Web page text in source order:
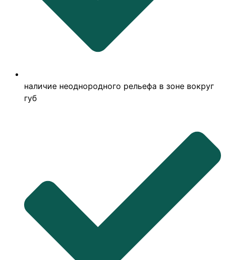
наличие неоднородного рельефа в зоне вокруг
губ